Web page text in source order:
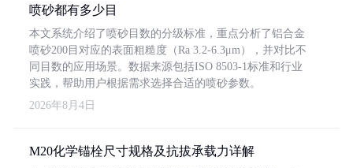
喷砂都有多少目
本文系统介绍了喷砂目数的分级标准，重点分析了铝合金
喷砂200目对应的表面粗糙度（Ra 3.2-6.3μm），并对比不
同目数的应用场景。数据来源包括ISO 8503-1标准和行业
实践，帮助用户根据需求选择合适的喷砂参数。
2026年8月4日
M20化学锚栓尺寸规格及抗拔承载力详解